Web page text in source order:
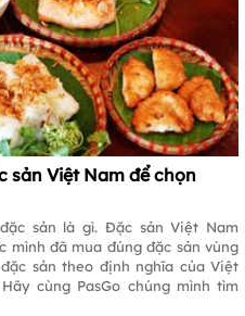
sản Việt Nam để chọn
sản là gì. Đặc sản Việt Nam
mình đã mua đúng đặc sản vùng
sản theo định nghĩa của Việt
cùng PasGo chúng mình tìm